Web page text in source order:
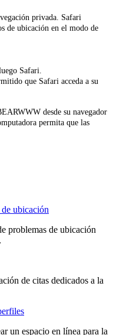
privada. Safari
de ubicación en el modo de
Safari.
que Safari acceda a su
desde su navegador
permita que las
ubicación
problemas de ubicación
de citas dedicados a la
un espacio en línea para la